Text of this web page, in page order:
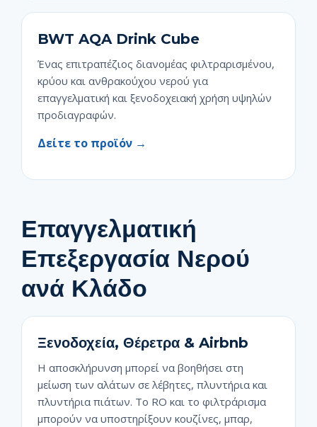
BWT AQA Drink Cube
Ένας επιτραπέζιος διανομέας φιλτραρισμένου,
κρύου και ανθρακούχου νερού για
επαγγελματική και ξενοδοχειακή χρήση υψηλών
προδιαγραφών.
Δείτε το προϊόν →
Επαγγελματική
Επεξεργασία Νερού
ανά Κλάδο
Ξενοδοχεία, Θέρετρα & Airbnb
Η αποσκλήρυνση μπορεί να βοηθήσει στη
μείωση των αλάτων σε λέβητες, πλυντήρια και
πλυντήρια πιάτων. Το RO και το φιλτράρισμα
μπορούν να υποστηρίξουν κουζίνες, μπαρ,